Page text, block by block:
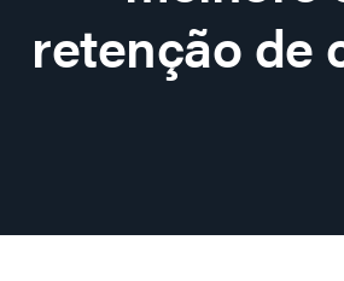
retenção de